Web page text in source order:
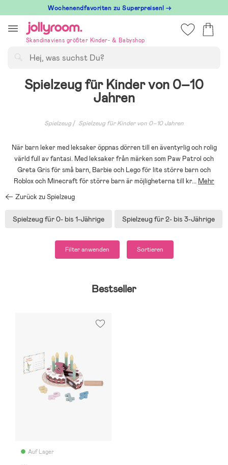
till
innehållet
Wochenendfavoriten zu Superpreisen! →
Skandinaviens größter Kinder- & Babyshop
Spielzeug für Kinder von 0–10
Jahren
Spielzeug Spielzeug für Kinder von 0–10 Jahren
När barn leker med leksaker öppnas dörren till en äventyrlig och rolig
värld full av fantasi. Med leksaker från märken som Paw Patrol och
Greta Gris för små barn, Barbie och Lego för lite större barn och
Roblox och Minecraft för större barn är möjligheterna till kr... Mehr
Zurück zu Spielzeug
Spielzeug für 0- bis 1-Jährige Spielzeug für 2- bis 3-Jährige
Filter anwenden Sortieren
Bestseller
Auf Lager